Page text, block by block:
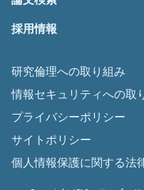
採用情報
研究倫理への取り組み
情報セキュリティへの取
プライバシーポリシー
サイトポリシー
個人情報保護に関する法